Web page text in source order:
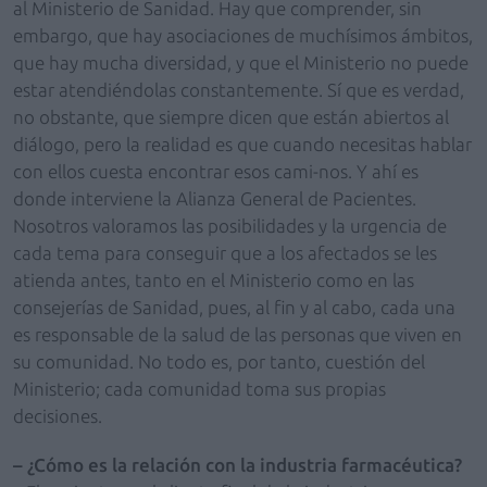
al Ministerio de Sanidad. Hay que comprender, sin
embargo, que hay asociaciones de muchísimos ámbitos,
que hay mucha diversidad, y que el Ministerio no puede
estar atendiéndolas constantemente. Sí que es verdad,
no obstante, que siempre dicen que están abiertos al
diálogo, pero la realidad es que cuando necesitas hablar
con ellos cuesta encontrar esos cami-nos. Y ahí es
donde interviene la Alianza General de Pacientes.
Nosotros valoramos las posibilidades y la urgencia de
cada tema para conseguir que a los afectados se les
atienda antes, tanto en el Ministerio como en las
consejerías de Sanidad, pues, al fin y al cabo, cada una
es responsable de la salud de las personas que viven en
su comunidad. No todo es, por tanto, cuestión del
Ministerio; cada comunidad toma sus propias
decisiones.
– ¿Cómo es la relación con la industria farmacéutica?